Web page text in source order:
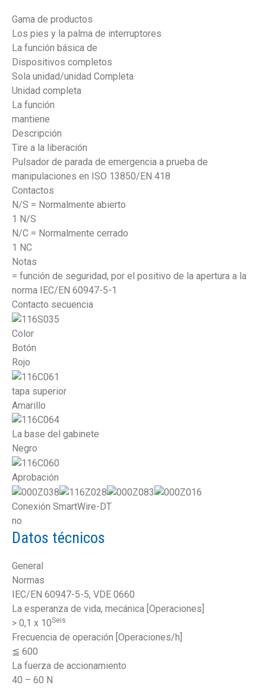
Gama de productos
Los pies y la palma de interruptores
La función básica de
Dispositivos completos
Sola unidad/unidad Completa
Unidad completa
La función
mantiene
Descripción
Tire a la liberación
Pulsador de parada de emergencia a prueba de
manipulaciones en ISO 13850/EN 418
Contactos
N/S = Normalmente abierto
1 N/S
N/C = Normalmente cerrado
1 NC
Notas
= función de seguridad, por el positivo de la apertura a la
norma IEC/EN 60947-5-1
Contacto secuencia
Color
Botón
Rojo
tapa superior
Amarillo
La base del gabinete
Negro
Aprobación
Conexión SmartWire-DT
no
Datos técnicos
General
Normas
IEC/EN 60947-5-5, VDE 0660
La esperanza de vida, mecánica [Operaciones]
> 0,1 x 10Seis
Frecuencia de operación [Operaciones/h]
≦ 600
La fuerza de accionamiento
40 – 60 N